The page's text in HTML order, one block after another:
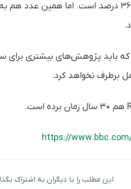
البته میزان اثرگذاری واکسن فقط ۳۶ درصد
که باید پژوهش‌های بیشتری
برطرف نخواهد کرد.
https://
این مطلب را با دیگران به اشتراک